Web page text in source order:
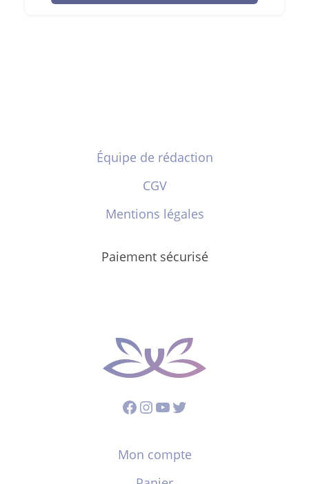
Équipe de rédaction
CGV
Mentions légales
Paiement sécurisé
Facebook
Instagram
YouTube
Twitter
Mon compte